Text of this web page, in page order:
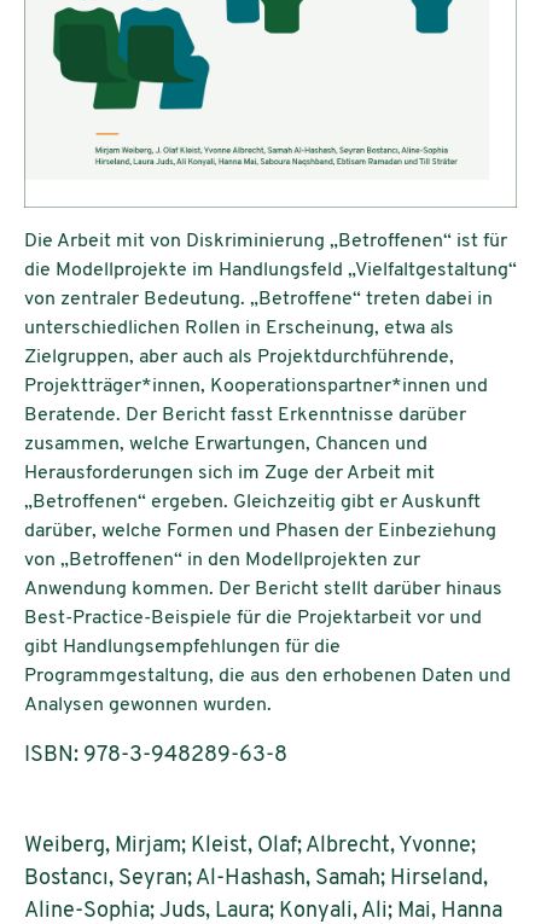
Die Arbeit mit von Diskriminierung „Betroffenen“ ist für
die Modellprojekte im Handlungsfeld „Vielfaltgestaltung“
von zentraler Bedeutung. „Betroffene“ treten dabei in
unterschiedlichen Rollen in Erscheinung, etwa als
Zielgruppen, aber auch als Projektdurchführende,
Projektträger*innen, Kooperationspartner*innen und
Beratende. Der Bericht fasst Erkenntnisse darüber
zusammen, welche Erwartungen, Chancen und
Herausforderungen sich im Zuge der Arbeit mit
„Betroffenen“ ergeben. Gleichzeitig gibt er Auskunft
darüber, welche Formen und Phasen der Einbeziehung
von „Betroffenen“ in den Modellprojekten zur
Anwendung kommen. Der Bericht stellt darüber hinaus
Best-Practice-Beispiele für die Projektarbeit vor und
gibt Handlungsempfehlungen für die
Programmgestaltung, die aus den erhobenen Daten und
Analysen gewonnen wurden.
ISBN: 978-3-948289-63-8
Weiberg, Mirjam; Kleist, Olaf; Albrecht, Yvonne;
Bostancı, Seyran; Al-Hashash, Samah; Hirseland,
Aline-Sophia; Juds, Laura; Konyali, Ali; Mai, Hanna